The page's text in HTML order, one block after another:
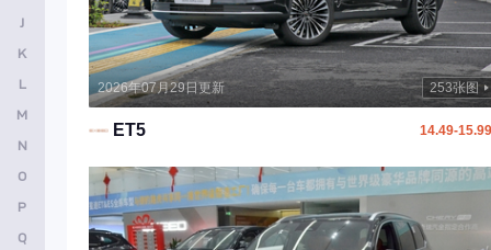
J
K
L
M
N
O
P
Q
斯巴鲁
三菱
smart
上汽大通MAXUS
斯柯达
SERES赛力斯
示界
2026年07月29日更新 253张图
ET5 14.49-